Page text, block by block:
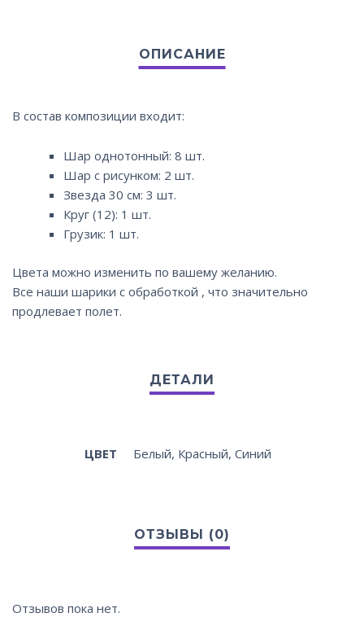
В состав композиции входит:
Шар однотонный: 8 шт.
Шар с рисунком: 2 шт.
Звезда 30 см: 3 шт.
Круг (12): 1 шт.
Грузик: 1 шт.
Цвета можно изменить по вашему желанию.
Все наши шарики с обработкой , что значительно
продлевает полет.
ЦВЕТ Белый, Красный, Синий
Отзывов пока нет.